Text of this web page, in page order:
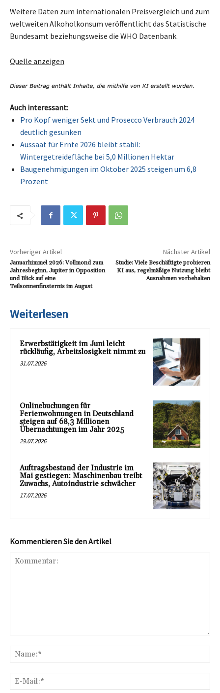
Weitere Daten zum internationalen Preisvergleich und zum
weltweiten Alkoholkonsum veröffentlicht das Statistische
Bundesamt beziehungsweise die WHO Datenbank.
Quelle anzeigen
Auch interessant:
Pro Kopf weniger Sekt und Prosecco Verbrauch 2024
deutlich gesunken
Aussaat für Ernte 2026 bleibt stabil:
Wintergetreidefläche bei 5,0 Millionen Hektar
Baugenehmigungen im Oktober 2025 steigen um 6,8
Prozent
Vorheriger Artikel
Januarhimmel 2026: Vollmond zum
Jahresbeginn, Jupiter in Opposition
und Blick auf eine
Teilsonnenfinsternis im August
Nächster Artikel
Studie: Viele Beschäftigte probieren
KI aus, regelmäßige Nutzung bleibt
Ausnahmen vorbehalten
Weiterlesen
Erwerbstätigkeit im Juni leicht
rückläufig, Arbeitslosigkeit nimmt zu
31.07.2026
Onlinebuchungen für
Ferienwohnungen in Deutschland
steigen auf 68,3 Millionen
Übernachtungen im Jahr 2025
29.07.2026
Auftragsbestand der Industrie im
Mai gestiegen: Maschinenbau treibt
Zuwachs, Autoindustrie schwächer
17.07.2026
Kommentieren Sie den Artikel